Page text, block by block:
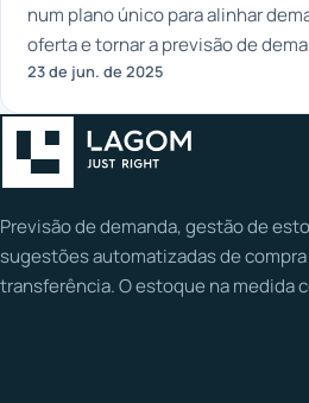
num plano único para alinhar
oferta e tornar a previsão de
mais precisa.
23 de jun. de 2025
Previsão de demanda, gestão de
sugestões automatizadas de
transferência. O estoque na medida